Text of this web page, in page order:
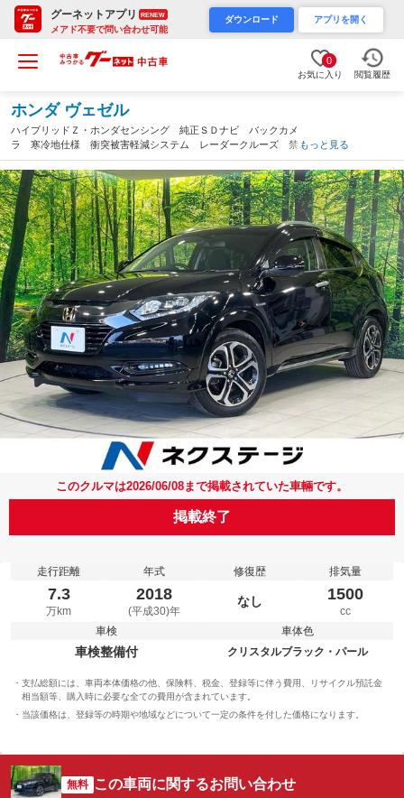
グーネットアプリ RENEW
メアド不要で問い合わせ可能
ダウンロード アプリを開く
0
お気に入り 閲覧履歴
ホンダ ヴェゼル
ハイブリッドＺ・ホンダセンシング 純正ＳＤナビ バックカメ
ラ 寒冷地仕様 衝突被害軽減システム レーダークルーズ 禁煙
車 ハーフレザーシート ドラレコ スマートキー ＬＥＤヘッ
ド ビルトインＥＴＣ 純正１７インチアルミ オートライト（山
形県）
もっと見る
このクルマは2026/06/08まで掲載されていた車輛です。
掲載終了
走行距離
7.3
万km
年式
2018
(平成30)年
修復歴
なし
排気量
1500
cc
車検
車検整備付
車体色
クリスタルブラック・パール
支払総額には、車両本体価格の他、保険料、税金、登録等に伴う費用、リサイクル預託金
相当額等、購入時に必要な全ての費用が含まれています。
当該価格は、登録等の時期や地域などについて一定の条件を付した価格になります。
無料 この車両に関するお問い合わせ